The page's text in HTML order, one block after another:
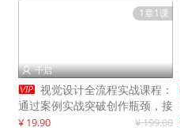
1章1课
 千启
 视觉设计全流程实战课程：
通过案例实战突破创作瓶颈，接
单月入20000+
¥ 19.90 ¥ 199.00